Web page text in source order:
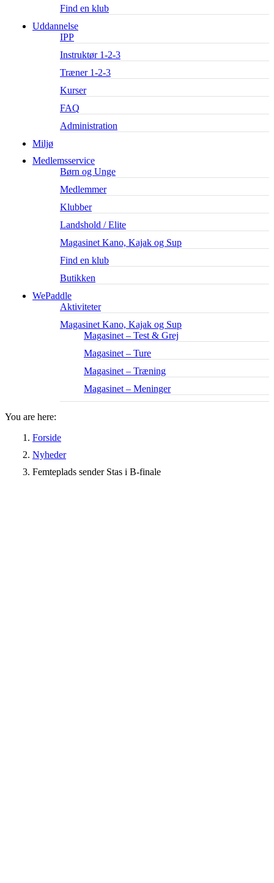
Find en klub
Uddannelse
IPP
Instruktør 1-2-3
Træner 1-2-3
Kurser
FAQ
Administration
Miljø
Medlemsservice
Børn og Unge
Medlemmer
Klubber
Landshold / Elite
Magasinet Kano, Kajak og Sup
Find en klub
Butikken
WePaddle
Aktiviteter
Magasinet Kano, Kajak og Sup
Magasinet – Test & Grej
Magasinet – Ture
Magasinet – Træning
Magasinet – Meninger
You are here:
Forside
Nyheder
Femteplads sender Stas i B-finale